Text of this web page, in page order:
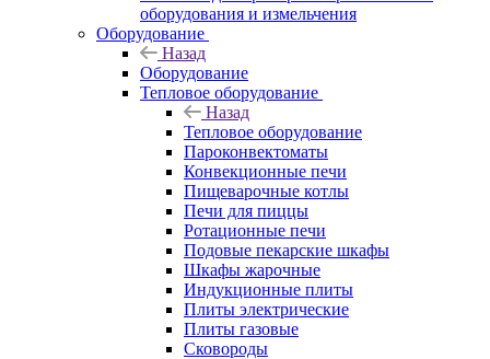
оборудования и измельчения
Оборудование
Назад
Оборудование
Тепловое оборудование
Назад
Тепловое оборудование
Пароконвектоматы
Конвекционные печи
Пищеварочные котлы
Печи для пиццы
Ротационные печи
Подовые пекарские шкафы
Шкафы жарочные
Индукционные плиты
Плиты электрические
Плиты газовые
Сковороды